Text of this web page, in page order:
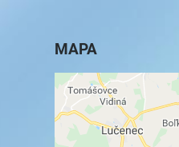
MAPA
Externý obsah